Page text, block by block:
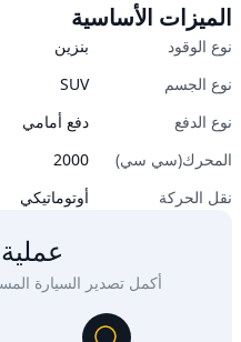
الميزات الأساسية
نوع الوقود
بنزين
نوع الجسم
SUV
نوع الدفع
دفع أمامي
المحرك(سي سي)
2000
نقل الحركة
أوتوماتيكي
أكمل تصدير السيارة المستعملة